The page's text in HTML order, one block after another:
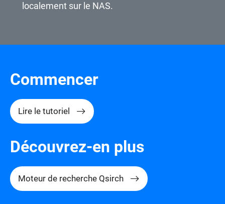
localement sur le NAS.
Commencer
Lire le tutoriel
Découvrez-en plus
Moteur de recherche Qsirch